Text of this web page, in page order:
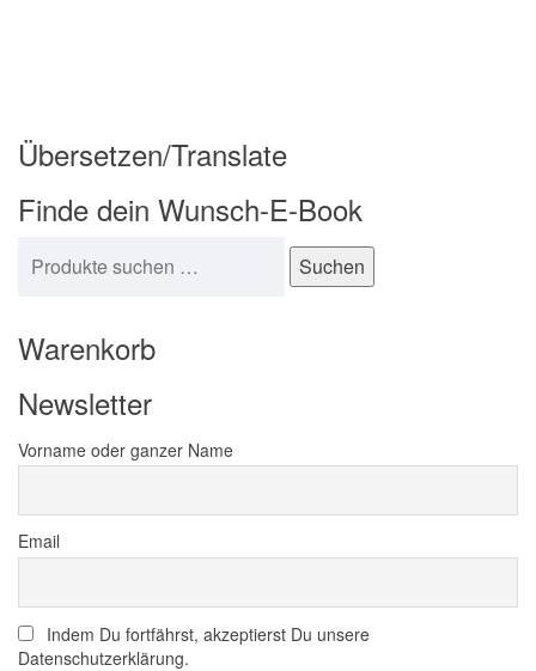
Übersetzen/Translate
Finde dein Wunsch-E-Book
Suchen
Warenkorb
Newsletter
Vorname oder ganzer Name
Email
Indem Du fortfährst, akzeptierst Du unsere
Datenschutzerklärung.